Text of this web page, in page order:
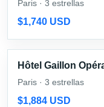
Paris · 3 estrellas
$1,740 USD
Hôtel Gaillon
Paris · 3 estrellas
$1,884 USD